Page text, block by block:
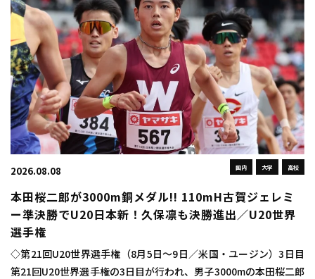
国内 大学 高校
2026.08.08
本田桜二郎が3000m銅メダル!! 110mH古賀ジェレミ
ー準決勝でU20日本新！久保凛も決勝進出／U20世界
選手権
◇第21回U20世界選手権（8月5日～9日／米国・ユージン）3日目
第21回U20世界選手権の3日目が行われ、男子3000mの本田桜二郎